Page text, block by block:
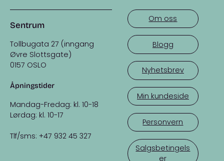
Sentrum
Tollbugata 27 (inngang
Øvre Slottsgate)
0157 OSLO
Åpningstider
Mandag-Fredag: kl. 10-18
Lørdag: kl. 10-17
Tlf/sms: +47 932 45 327
Om oss
Blogg
Nyhetsbrev
Min kundeside
Personvern
Salgsbetingels
er